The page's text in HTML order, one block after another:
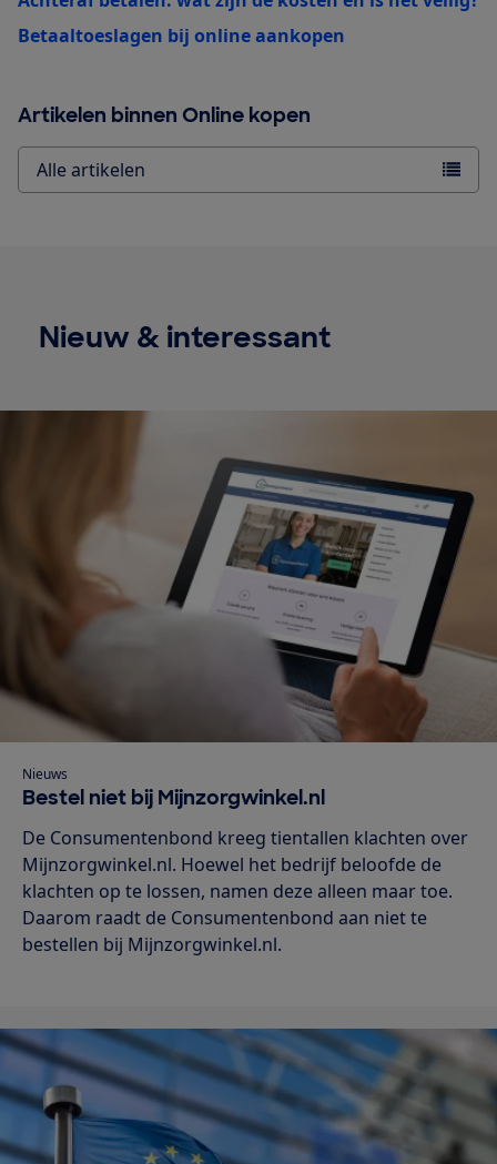
Betaaltoeslagen bij online aankopen
Artikelen binnen Online kopen
Alle artikelen
Nieuw & interessant
Nieuws
Bestel niet bij Mijnzorgwinkel.nl
De Consumentenbond kreeg tientallen klachten over
Mijnzorgwinkel.nl. Hoewel het bedrijf beloofde de
klachten op te lossen, namen deze alleen maar toe.
Daarom raadt de Consumentenbond aan niet te
bestellen bij Mijnzorgwinkel.nl.